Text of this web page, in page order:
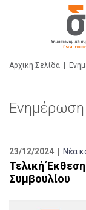
Αρχική Σελίδα
Ενημέρωση
23/12/2024 | Νέα
Τελική
Συμβουλίου